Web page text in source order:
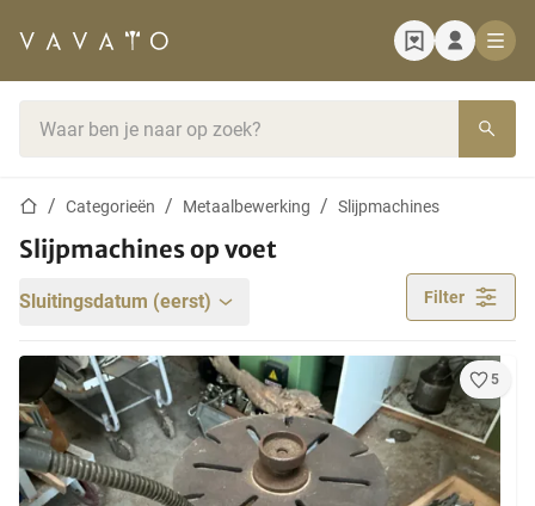
StartpaginaCategorieën Metaalbewerking Slijpmachines
Slijpmachines op voet
Sluitingsdatum (eerst) Filter
5